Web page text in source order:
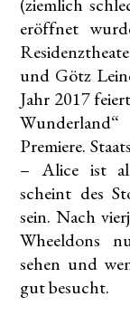
(ziemlich
eröffnet
und Götz
Jahr 2017
Premiere.
– Alice ist
scheint des
sein. Nach
Wheeldons
sehen und
gut besucht.